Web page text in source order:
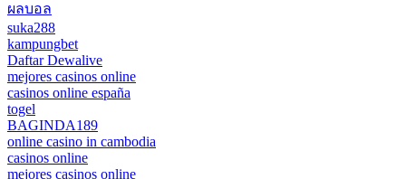
ผลบอล
suka288
kampungbet
Daftar Dewalive
mejores casinos online
casinos online españa
togel
BAGINDA189
online casino in cambodia
casinos online
mejores casinos online